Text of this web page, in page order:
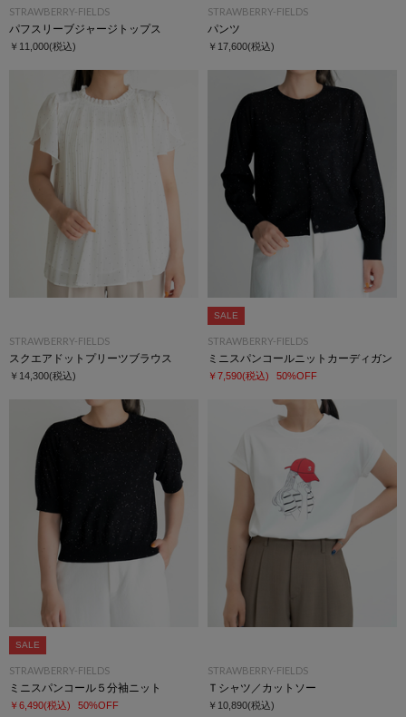
STRAWBERRY-FIELDS
パフスリーブジャージトップス
￥11,000(税込)
STRAWBERRY-FIELDS
パンツ
￥17,600(税込)
STRAWBERRY-FIELDS
スクエアドットプリーツブラウス
￥14,300(税込)
SALE
STRAWBERRY-FIELDS
ミニスパンコールニットカーディガン
￥7,590(税込) 50%OFF
SALE
STRAWBERRY-FIELDS
ミニスパンコール５分袖ニット
￥6,490(税込) 50%OFF
STRAWBERRY-FIELDS
Ｔシャツ／カットソー
￥10,890(税込)